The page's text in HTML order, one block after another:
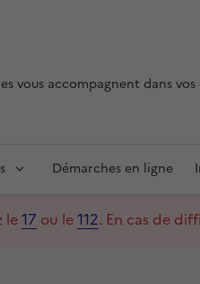
vous accompagnent dans vos
Démarches en ligne
le17 ou le112. En cas de